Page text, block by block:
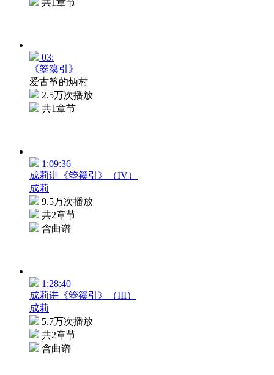
共1章节
03:
《箜篌引》
爱古筝的炳村
2.5万次播放
共1章节
1:09:36
成莉讲《箜篌引》（IV）
成莉
9.5万次播放
共2章节
含曲谱
1:28:40
成莉讲《箜篌引》（III）
成莉
5.7万次播放
共2章节
含曲谱